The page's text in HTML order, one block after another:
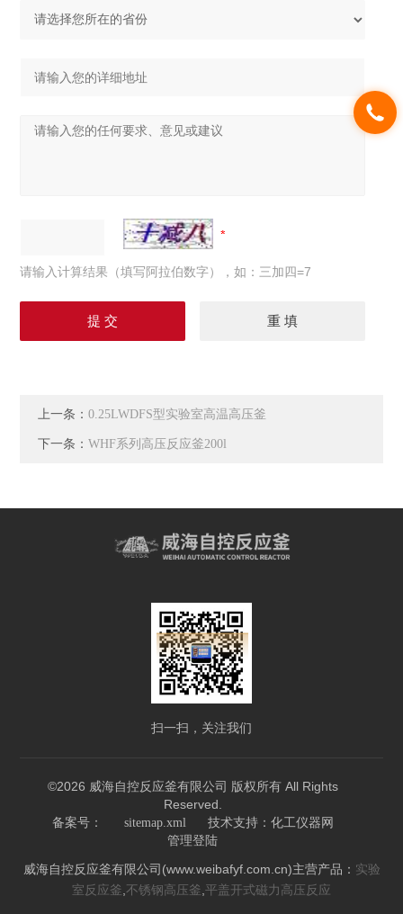
请输入计算结果（填写阿拉伯数字），如：三加四=7
上一条：0.25LWDFS型实验室高温高压釜
下一条：WHF系列高压反应釜200l
扫一扫，关注我们
©2026 威海自控反应釜有限公司 版权所有 All Rights
Reserved.
备案号： sitemap.xml 技术支持： 化工仪器网
管理登陆
威海自控反应釜有限公司(www.weibafyf.com.cn)主营产品： 实验
室反应釜,不锈钢高压釜,平盖开式磁力高压反应